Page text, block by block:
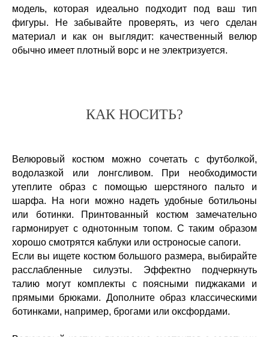
модель, которая идеально подходит под ваш тип
фигуры. Не забывайте проверять, из чего сделан
материал и как он выглядит: качественный велюр
обычно имеет плотный ворс и не электризуется.
КАК НОСИТЬ?
Велюровый костюм можно сочетать с футболкой,
водолазкой или лонгсливом. При необходимости
утеплите образ с помощью шерстяного пальто и
шарфа. На ноги можно надеть удобные ботильоны
или ботинки. Принтованный костюм замечательно
гармонирует с однотонным топом. С таким образом
хорошо смотрятся каблуки или остроносые сапоги.
Если вы ищете костюм большого размера, выбирайте
расслабленные силуэты. Эффектно подчеркнуть
талию могут комплекты с поясными пиджаками и
прямыми брюками. Дополните образ классическими
ботинками, например, брогами или оксфордами.